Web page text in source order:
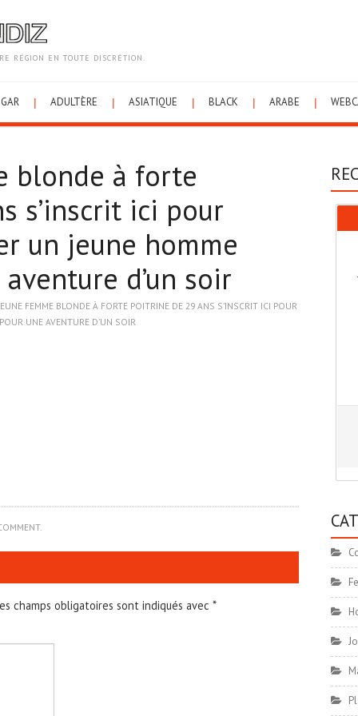
RÉGION EN TOUTE DISCRÉTION.
ADULTÈRE ASIATIQUE BLACK ARABE
blonde à forte
s’inscrit ici pour
un jeune homme
d’un soir
FEMME BLONDE À FORTE POITRINE DE 29 ANS S’INSCRIT ICI POUR
UNE AVENTURE D’UN SOIR
.
champs obligatoires sont indiqués avec *